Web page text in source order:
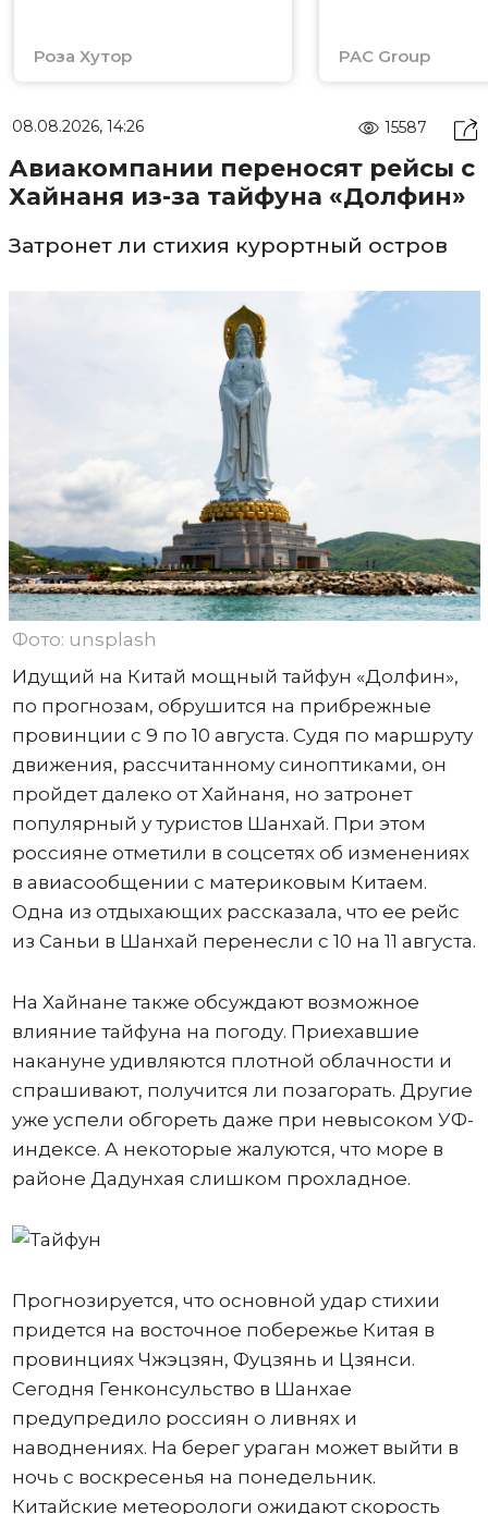
Роза Хутор PAC Group
08.08.2026, 14:26 15587
Авиакомпании переносят рейсы с
Хайнаня из-за тайфуна «Долфин»
Затронет ли стихия курортный остров
Фото: unsplash
Идущий на Китай мощный тайфун «Долфин»,
по прогнозам, обрушится на прибрежные
провинции с 9 по 10 августа. Судя по маршруту
движения, рассчитанному синоптиками, он
пройдет далеко от Хайнаня, но затронет
популярный у туристов Шанхай. При этом
россияне отметили в соцсетях об изменениях
в авиасообщении с материковым Китаем.
Одна из отдыхающих рассказала, что ее рейс
из Саньи в Шанхай перенесли с 10 на 11 августа.
На Хайнане также обсуждают возможное
влияние тайфуна на погоду. Приехавшие
накануне удивляются плотной облачности и
спрашивают, получится ли позагорать. Другие
уже успели обгореть даже при невысоком УФ-
индексе. А некоторые жалуются, что море в
районе Дадунхая слишком прохладное.
Прогнозируется, что основной удар стихии
придется на восточное побережье Китая в
провинциях Чжэцзян, Фуцзянь и Цзянси.
Сегодня Генконсульство в Шанхае
предупредило россиян о ливнях и
наводнениях. На берег ураган может выйти в
ночь с воскресенья на понедельник.
Китайские метеорологи ожидают скорость